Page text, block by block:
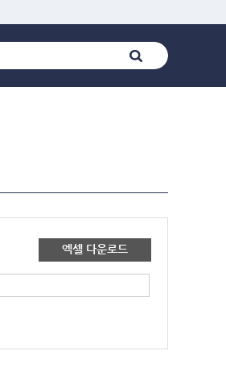
엑셀 다운로드